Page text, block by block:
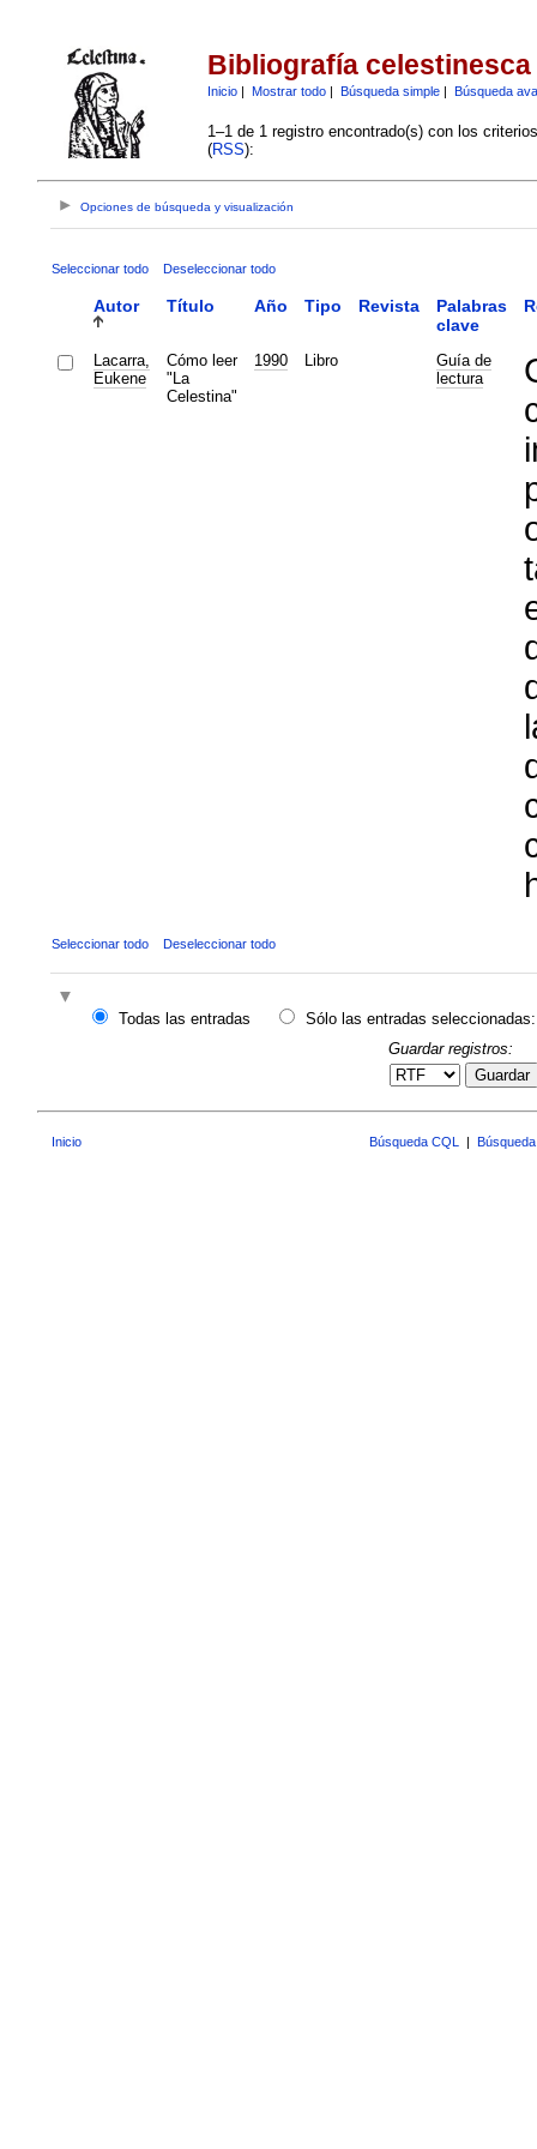
Bibliografía celestinesca
Inicio| Mostrar todo| Búsqueda simple| Búsqueda
1–1 de 1 registro encontrado(s) con los
(RSS):
Opciones de búsqueda y visualización
Seleccionar todo Deseleccionar todo
Autor Título Año Tipo Revista
Palabras
clave
Lacarra,
Eukene
Cómo leer
"La
Celestina"
1990 Libro
Guía de
lectura
Seleccionar todo Deseleccionar todo
Todas las entradas
Sólo las entradas seleccionadas:
Guardar registros:
Guardar
Inicio Búsqueda CQL